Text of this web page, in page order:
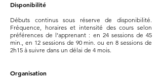
Disponibilité
Débuts continus sous réserve de disponibilité.
Fréquence, horaires et intensité des cours selon
préférences de l’apprenant : en 24 sessions de 45
min., en 12 sessions de 90 min. ou en 8 sessions de
2h15 à suivre dans un délai de 4 mois.
Organisation